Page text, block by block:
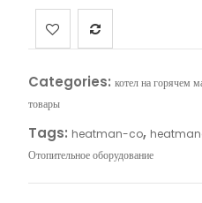
Categories: котел на горячем
товары
Tags: heatman-co,
Отопительное оборудование